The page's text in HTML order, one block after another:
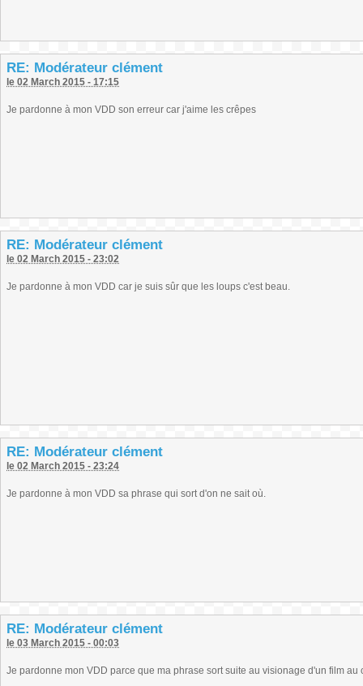
RE: Modérateur clément
le 02 March 2015 - 17:15
Je pardonne à mon VDD son erreur car j'aime les crêpes
RE: Modérateur clément
le 02 March 2015 - 23:02
Je pardonne à mon VDD car je suis sûr que les loups c'est beau.
RE: Modérateur clément
le 02 March 2015 - 23:24
Je pardonne à mon VDD sa phrase qui sort d'on ne sait où.
RE: Modérateur clément
le 03 March 2015 - 00:03
Je pardonne mon VDD parce que ma phrase sort suite au visionage d'un film au